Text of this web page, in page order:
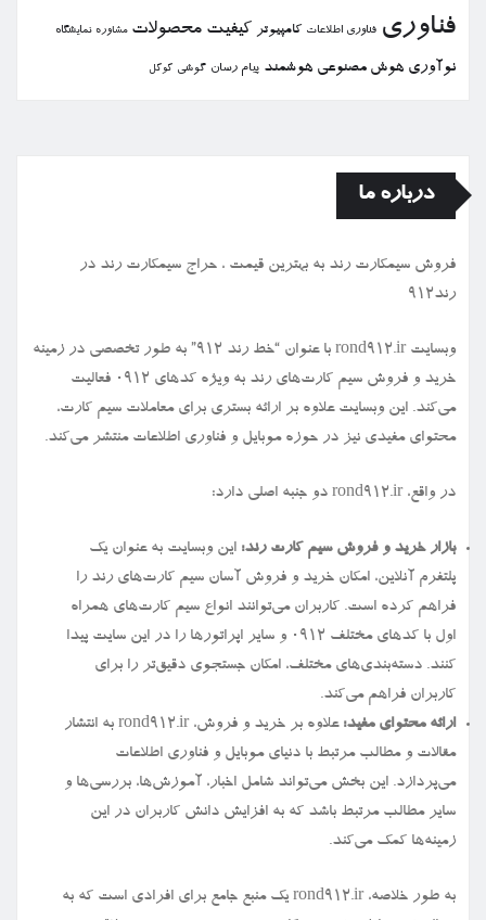
فناوری فناوری اطلاعات كامپیوتر كیفیت محصولات مشاوره نمایشگاه
نوآوری هوش مصنوعی هوشمند پیام رسان گوشی گوگل
درباره ما
فروش سیمكارت رند به بهترین قیمت ، حراج سیمكارت رند در
رند912
وبسایت rond912.ir با عنوان “خط رند ۹۱۲” به طور تخصصی در زمینه
خرید و فروش سیم کارت‌های رند به ویژه کدهای ۰۹۱۲ فعالیت
می‌کند. این وبسایت علاوه بر ارائه بستری برای معاملات سیم کارت،
محتوای مفیدی نیز در حوزه موبایل و فناوری اطلاعات منتشر می‌کند.
در واقع، rond912.ir دو جنبه اصلی دارد:
بازار خرید و فروش سیم کارت رند: این وبسایت به عنوان یک
پلتفرم آنلاین، امکان خرید و فروش آسان سیم کارت‌های رند را
فراهم کرده است. کاربران می‌توانند انواع سیم کارت‌های همراه
اول با کدهای مختلف ۰۹۱۲ و سایر اپراتورها را در این سایت پیدا
کنند. دسته‌بندی‌های مختلف، امکان جستجوی دقیق‌تر را برای
کاربران فراهم می‌کند.
ارائه محتوای مفید:
علاوه بر خرید و فروش، rond912.ir به انتشار
مقالات و مطالب مرتبط با دنیای موبایل و فناوری اطلاعات
می‌پردازد. این بخش می‌تواند شامل اخبار، آموزش‌ها، بررسی‌ها و
سایر مطالب مرتبط باشد که به افزایش دانش کاربران در این
زمینه‌ها کمک می‌کند.
به طور خلاصه، rond912.ir یک منبع جامع برای افرادی است که به